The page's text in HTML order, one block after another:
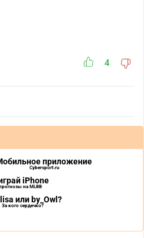
4
приложение
Cybersport.ru
iPhone
на MLBB
или by_Owl?
За кого сердечко?